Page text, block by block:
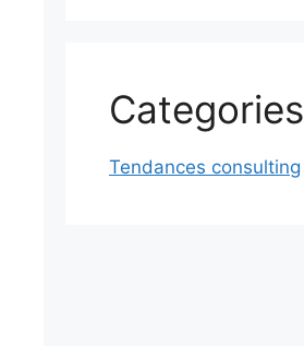
Categories
Tendances consulting